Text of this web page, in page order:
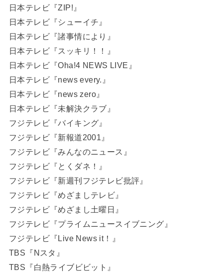
日本テレビ『ZIP!』
日本テレビ『シューイチ』
日本テレビ『諸事情により』
日本テレビ『スッキリ！！』
日本テレビ『Oha!4 NEWS LIVE』
日本テレビ『news every.』
日本テレビ『news zero』
日本テレビ『未解決クラブ』
フジテレビ『バイキング』
フジテレビ『新報道2001』
フジテレビ『みんなのニュース』
フジテレビ『とくダネ！』
フジテレビ『新週刊フジテレビ批評』
フジテレビ『めざましテレビ』
フジテレビ『めざまし土曜日』
フジテレビ『プライムニュースイブニング』
フジテレビ『Live News it！』
TBS『Nスタ』
TBS『白熱ライブビビット』